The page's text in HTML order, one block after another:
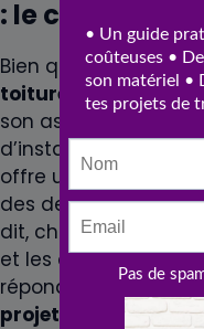
: le choix du
Bien que l’ardoise
toitures
, lezinc
son aspect
d’installation.
offre une
des designs
dit, chaque
et les
répondent aux
projet